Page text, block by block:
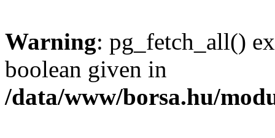
Warning: pg_fetch_all()
boolean given in
/data/www/borsa.hu/